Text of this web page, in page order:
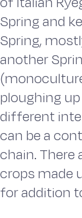
Spring and
Spring,
another
ploughing
different
can be a
chain. There
crops made
for addition